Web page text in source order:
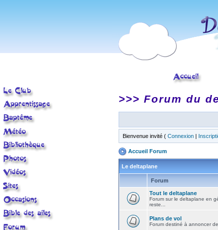
>>> Forum du
Bienvenue invité ( Connexion |
Accueil Forum
Le deltaplane
Forum
Tout le deltaplane
Forum sur le deltaplane en
reste...
Plans de vol
Forum destiné à annoncer